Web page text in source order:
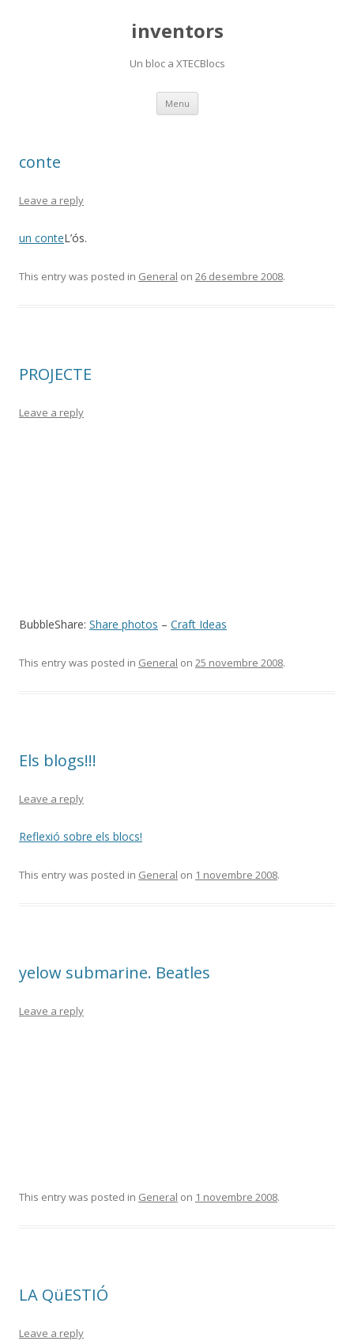
inventors
Un bloc a XTECBlocs
Menu Skip
content
conte
Leave a reply
un conteL’ós.
This entry was posted in General on 26 desembre 2008.
PROJECTE
Leave a reply
BubbleShare: Share photos – Craft Ideas
This entry was posted in General on 25 novembre 2008.
Els blogs!!!
Leave a reply
Reflexió sobre els blocs!
This entry was posted in General on 1 novembre 2008.
yelow submarine. Beatles
Leave a reply
This entry was posted in General on 1 novembre 2008.
LA QüESTIÓ
Leave a reply